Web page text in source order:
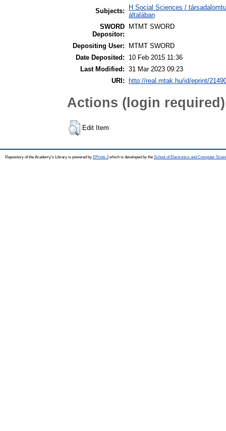
Subjects:
H Social Sciences /
általában
SWORD
Depositor:
MTMT SWORD
Depositing User:
MTMT SWORD
Date Deposited:
10 Feb 2015 11:36
Last Modified: 31 Mar 2023 09:23
URI:
http://real.mtak.hu/id/eprint/
Actions (login required)
Edit Item
Repository of the Academy's Library is powered by EPrints 3which is developed by the School of Electronics and Computer